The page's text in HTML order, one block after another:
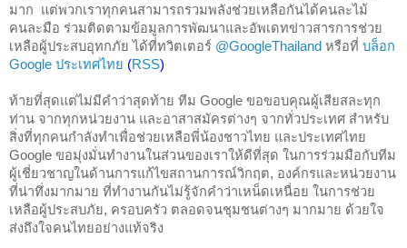
มาก  แต่พวกเราทุกคนสามารถรวมพลังช่วยเหลือกันได้คนละไม้
คนละมือ ร่วมติดตามข้อมูลการพัฒนาและอัพเดทข่าวสารการช่วย
เหลือผู้ประสบอุทกภัย ได้ที่ทวิตเตอร์ @GoogleThailand หรือที่ บล็อก
Google ประเทศไทย (RSS)
ท้ายที่สุดแต่ไม่มีคำว่าสุดท้าย ทีม Google ขอขอบคุณผู้เสียสละทุก
ท่าน จากทุกหน่วยงาน และอาสาสมัครต่างๆ จากทั่วประเทศ สำหรับ
สิ่งที่ทุกคนกำลังทำเพื่อช่วยเหลือพี่น้องชาวไทย และประเทศไทย
Google ขอมุ่งมั่นทำงานในส่วนของเราให้ดีที่สุด ในการร่วมมือกับทีม
ผู้เชี่ยวชาญในด้านการแก้ไขสถานการณ์วิกฤต, องค์กรและหน่วยงาน
ที่น่าทึ่งมากมาย ที่ทำงานกันไม่รู้จักคำว่าเหน็ดเหนื่อย ในการช่วย
เหลือผู้ประสบภัย, ครอบครัว ตลอดจนชุมชนต่างๆ มากมาย ด้วยใจ
ส่งถึงใจคนไทยอย่างแท้จริง